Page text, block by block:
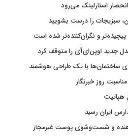
سبزیجات را درست بشویید
پیچیده‌تر و نگران‌کننده‌تر شده است
جدید اوپن‌ای‌آی را متوقف کرد
روز خبرنگار
هپاتیت
ایران رسید
و شست‌وشوی پوست غیرمجاز